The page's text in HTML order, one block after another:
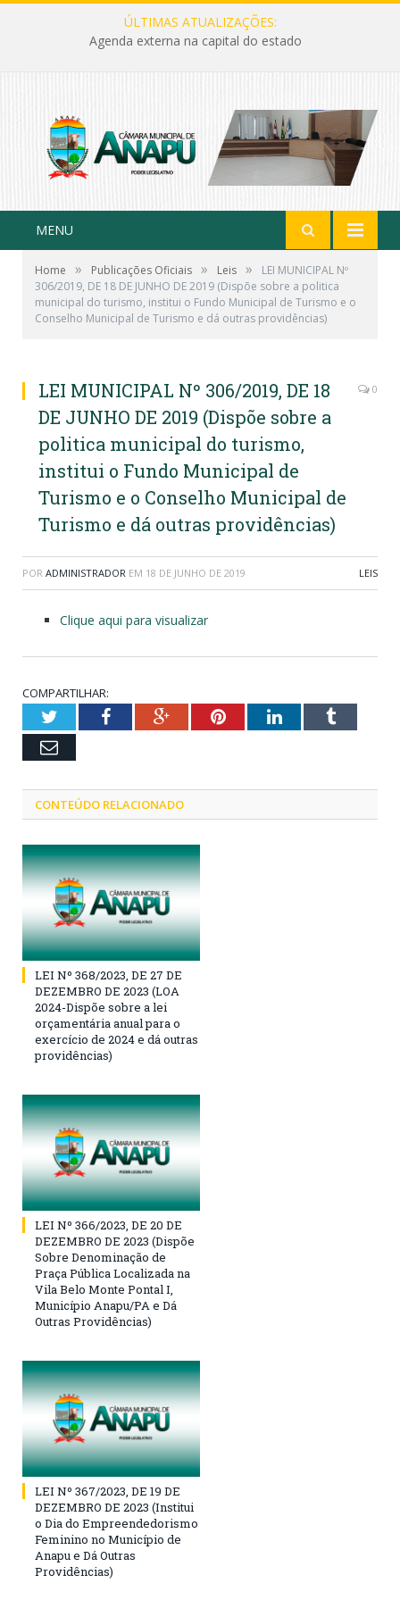
ÚLTIMAS ATUALIZAÇÕES:
Agenda externa na capital do estado
MENU
Home » Publicações Oficiais » Leis »
LEI MUNICIPAL Nº
306/2019, DE 18 DE JUNHO DE 2019 (Dispõe sobre a politica
municipal do turismo, institui o Fundo Municipal de Turismo e o
Conselho Municipal de Turismo e dá outras providências)
LEI MUNICIPAL Nº 306/2019, DE 18
DE JUNHO DE 2019 (Dispõe sobre a
politica municipal do turismo,
institui o Fundo Municipal de
Turismo e o Conselho Municipal de
Turismo e dá outras providências)
0
POR ADMINISTRADOR EM 18 DE JUNHO DE 2019 LEIS
Clique aqui para visualizar
COMPARTILHAR:
TwitterFacebookGoogle+PinterestLinkedInTumblr
Email
CONTEÚDO RELACIONADO
LEI Nº 368/2023, DE 27 DE
DEZEMBRO DE 2023 (LOA
2024-Dispõe sobre a lei
orçamentária anual para o
exercício de 2024 e dá outras
providências)
LEI Nº 366/2023, DE 20 DE
DEZEMBRO DE 2023 (Dispõe
Sobre Denominação de
Praça Pública Localizada na
Vila Belo Monte Pontal I,
Município Anapu/PA e Dá
Outras Providências)
LEI Nº 367/2023, DE 19 DE
DEZEMBRO DE 2023 (Institui
o Dia do Empreendedorismo
Feminino no Município de
Anapu e Dá Outras
Providências)